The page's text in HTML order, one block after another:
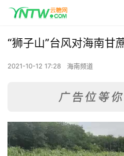
“狮子山”台风对海南甘
2021-10-12 17:28 海南频道